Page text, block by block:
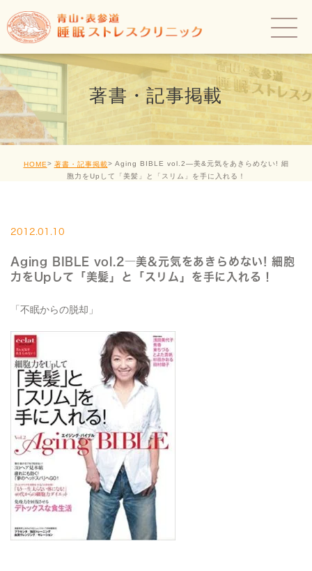
著書・記事掲載
HOME 著書・記事掲載
Aging BIBLE vol.2―美&元気をあきらめない! 細
胞力をUpして「美髪」と「スリム」を手に入れる！
2012.01.10
Aging BIBLE vol.2―美&元気をあきらめない! 細胞
力をUpして「美髪」と「スリム」を手に入れる！
「不眠からの脱却」